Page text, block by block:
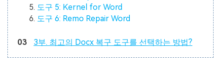
도구 5: Kernel for Word
도구 6: Remo Repair Word
03 3부. 최고의 Docx 복구 도구를 선택하는 방법?